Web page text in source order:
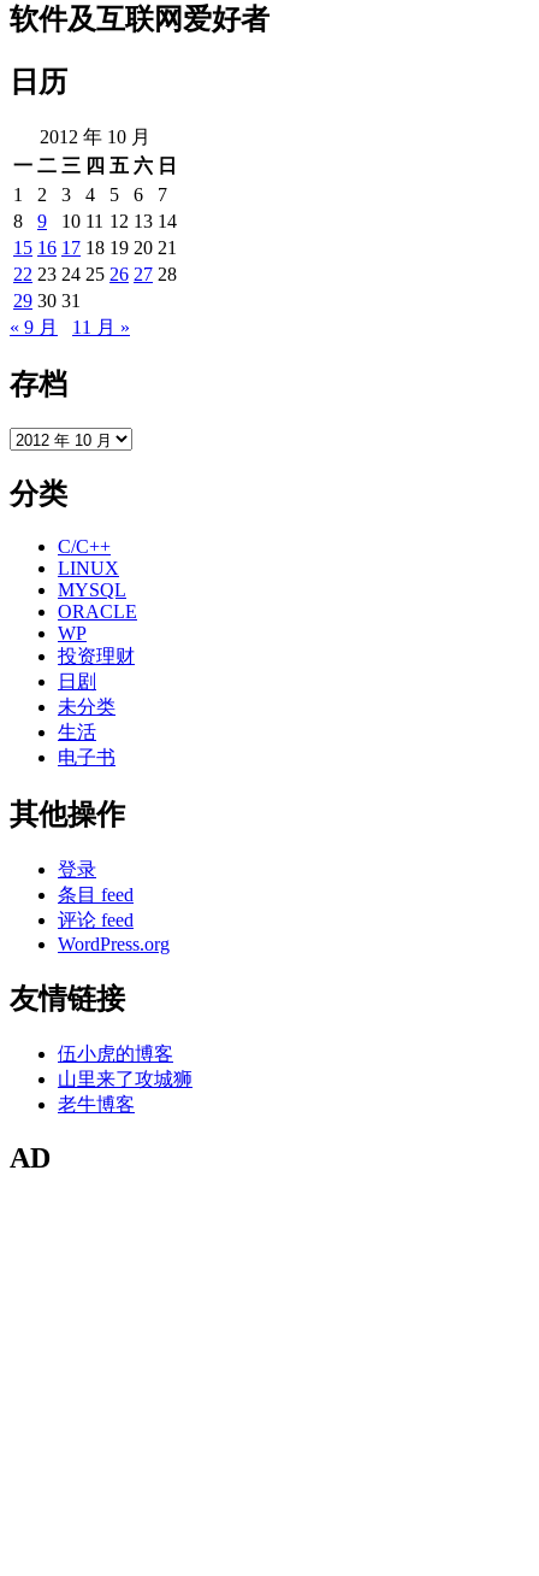
清
洗
荐
软件及互联网爱好者
日历
2012 年 10 月
一 二 三 四 五 六 日
1
2 3 4 5 6
7
8
9 10 11 12 13 14
15 16 17 18 19 20 21
22 23 24 25 26 27 28
29 30 31
« 9 月
11 月 »
存档
存
分类
C/C++
LINUX
MYSQL
ORACLE
WP
投资理财
日剧
未分类
生活
电子书
其他操作
登录
条目 feed
评论 feed
WordPress.org
友情链接
伍小虎的博客
山里来了攻城狮
老牛博客
AD